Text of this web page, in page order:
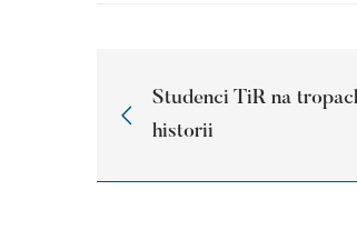
Studenci TiR na
historii